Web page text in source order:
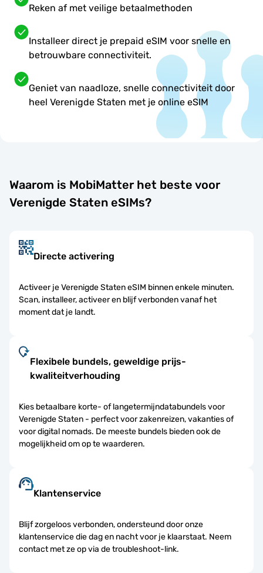
Reken af met veilige betaalmethoden
Installeer direct je prepaid eSIM voor snelle en
betrouwbare connectiviteit.
Geniet van naadloze, snelle connectiviteit door
heel Verenigde Staten met je online eSIM
Waarom is MobiMatter het beste voor
Verenigde Staten eSIMs?
Directe activering
Activeer je Verenigde Staten eSIM binnen enkele minuten.
Scan, installeer, activeer en blijf verbonden vanaf het
moment dat je landt.
Flexibele bundels, geweldige prijs-
kwaliteitverhouding
Kies betaalbare korte- of langetermijndatabundels voor
Verenigde Staten - perfect voor zakenreizen, vakanties of
voor digital nomads. De meeste bundels bieden ook de
mogelijkheid om op te waarderen.
Klantenservice
Blijf zorgeloos verbonden, ondersteund door onze
klantenservice die dag en nacht voor je klaarstaat. Neem
contact met ze op via de troubleshoot-link.